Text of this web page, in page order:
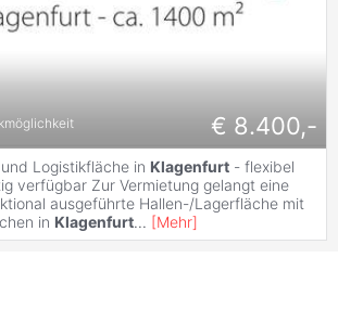
€ 8.400,-
Logistikfläche in Klagenfurt - flexibel
verfügbar Zur Vermietung gelangt eine
ausgeführte Hallen-/Lagerfläche mit
in Klagenfurt... [Mehr]